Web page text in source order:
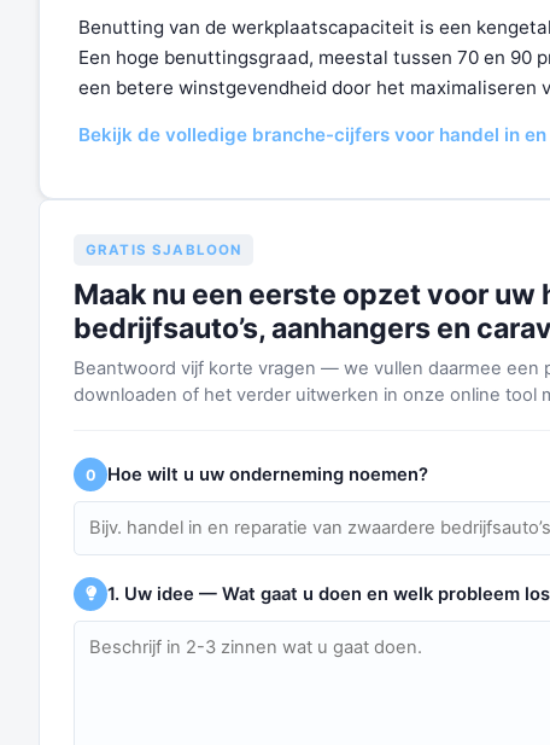
Benutting van de werkplaatscapaciteit is een
Een hoge benuttingsgraad, meestal tussen 70 en
een betere winstgevendheid door het maximaliseren
Bekijk de volledige branche-cijfers voor handel in
GRATIS SJABLOON
Maak nu een eerste opzet voor uw
bedrijfsauto’s, aanhangers en
Beantwoord vijf korte vragen — we vullen daarmee
downloaden of het verder uitwerken in onze online tool
0 Hoe wilt u uw onderneming noemen?
1. Uw idee — Wat gaat u doen en welk probleem